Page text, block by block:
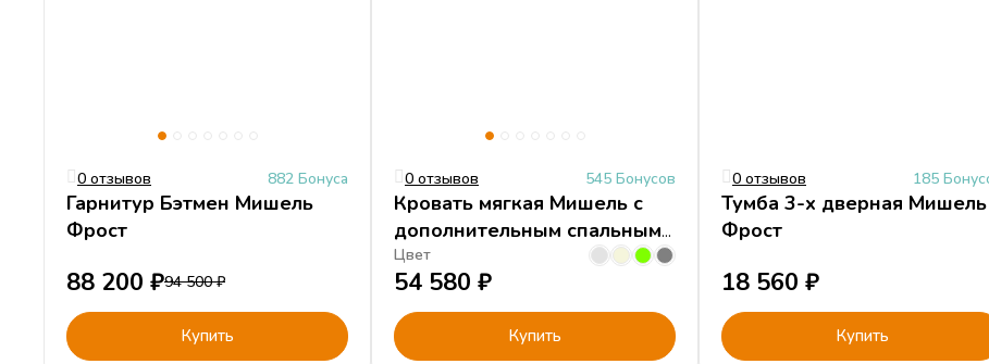
0 отзывов 882 Бонуса
Гарнитур Бэтмен Мишель
Фрост
88 200 ₽94 500₽
Купить
0 отзывов 545 Бонусов
Кровать мягкая Мишель с
дополнительным спальным
местом
Цвет
54 580 ₽
Купить
0 отзывов 185
Тумба 3-х дверная Мишель
Фрост
18 560 ₽
Купить